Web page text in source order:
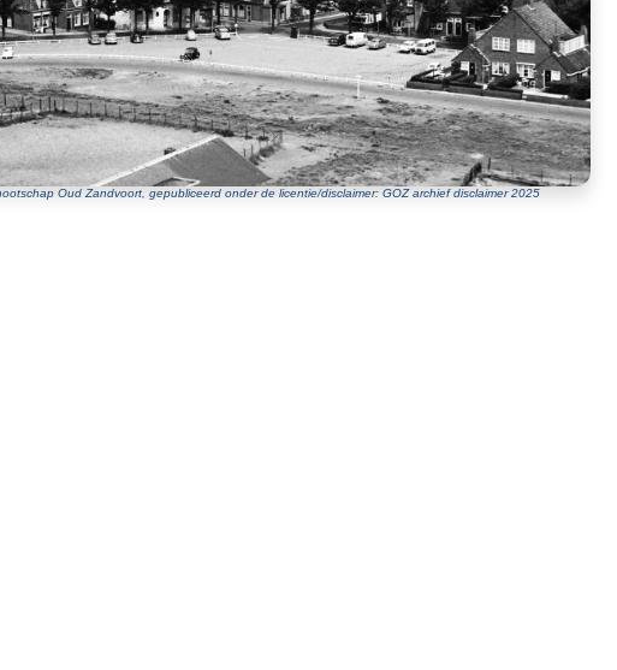
Oud Zandvoort, gepubliceerd onder de licentie/disclaimer: GOZ archief disclaimer 2025